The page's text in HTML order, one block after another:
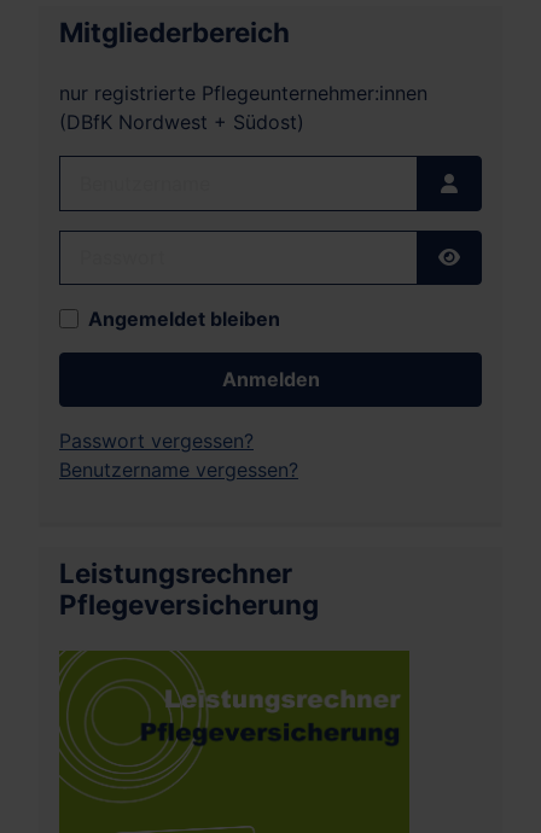
Mitgliederbereich
nur registrierte Pflegeunternehmer:innen
(DBfK Nordwest + Südost)
Angemeldet bleiben
Anmelden
Passwort vergessen?
Benutzername vergessen?
Leistungsrechner
Pflegeversicherung